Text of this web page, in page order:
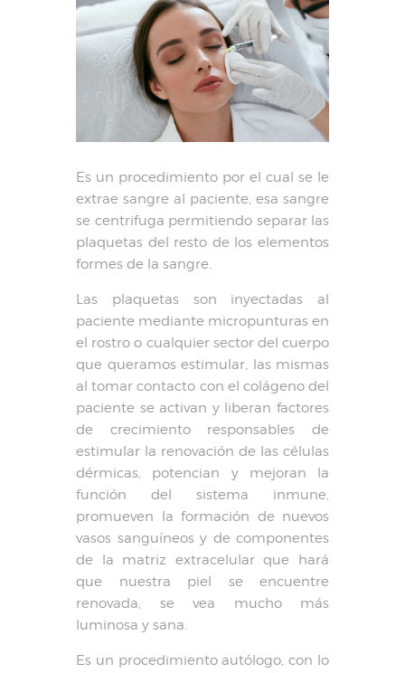
Es un procedimiento por el cual se le
extrae sangre al paciente, esa sangre
se centrifuga permitiendo separar las
plaquetas del resto de los elementos
formes de la sangre.
Las plaquetas son inyectadas al
paciente mediante micropunturas en
el rostro o cualquier sector del cuerpo
que queramos estimular, las mismas
al tomar contacto con el colágeno del
paciente se activan y liberan factores
de crecimiento responsables de
estimular la renovación de las células
dérmicas, potencian y mejoran la
función del sistema inmune,
promueven la formación de nuevos
vasos sanguíneos y de componentes
de la matriz extracelular que hará
que nuestra piel se encuentre
renovada, se vea mucho más
luminosa y sana.
Es un procedimiento autólogo, con lo